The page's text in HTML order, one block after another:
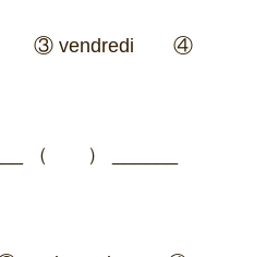
③ vendredi ④
（ ）